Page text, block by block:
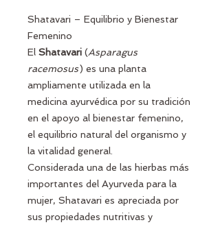
Shatavari – Equilibrio y Bienestar
Femenino
El Shatavari (Asparagus
racemosus) es una planta
ampliamente utilizada en la
medicina ayurvédica por su tradición
en el apoyo al bienestar femenino,
el equilibrio natural del organismo y
la vitalidad general.
Considerada una de las hierbas más
importantes del Ayurveda para la
mujer, Shatavari es apreciada por
sus propiedades nutritivas y